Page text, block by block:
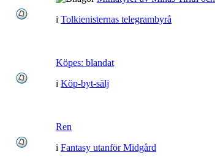
i Tolkienisternas telegrambyrå
Köpes: blandat
i Köp-byt-sälj
Ren
i Fantasy utanför Midgård